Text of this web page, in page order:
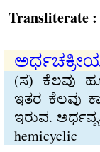
:
(ಸ) ಕೆಲವು
ಇತರ ಕೆಲವು
ಇರುವ.
hemicyclic